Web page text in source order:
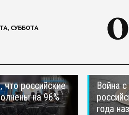
СУББОТА
российские
на 96%
Война
года